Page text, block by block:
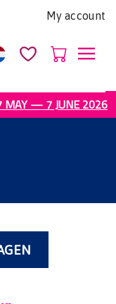
My account
MAY — 7 JUNE 2026